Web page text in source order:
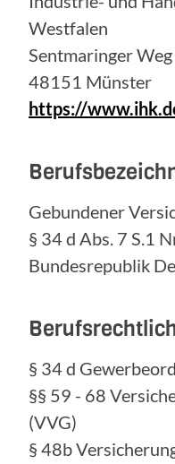
Westfalen
Sentmaringer
48151 Münster
https://
Gebundener
§ 34 d Abs. 7 S.1
Bundesrepublik
§ 34 d
§§ 59 - 68
(VVG)
§ 48b